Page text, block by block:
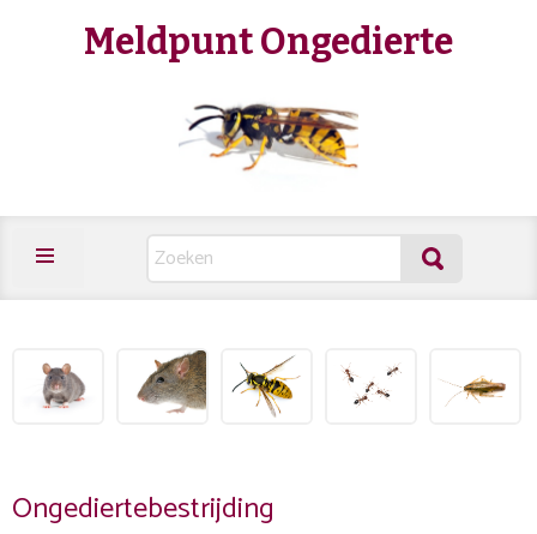
Meldpunt Ongedierte
Ongediertebestrijding